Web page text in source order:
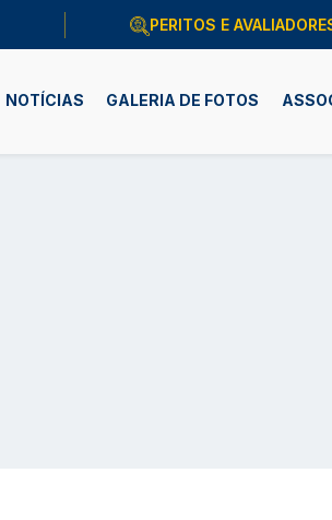
PERITOS E
NOTÍCIAS GALERIA DE FOTOS